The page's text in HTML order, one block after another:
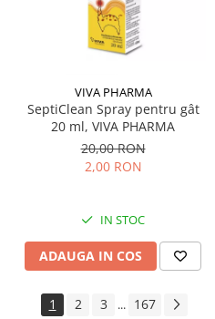
VIVA PHARMA
SeptiClean Spray pentru gât
20 ml, VIVA PHARMA
20,00 RON
2,00 RON
IN STOC
ADAUGA IN COS
1 2 3 ... 167